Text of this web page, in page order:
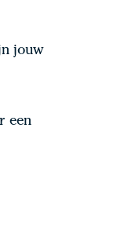
jouw
een